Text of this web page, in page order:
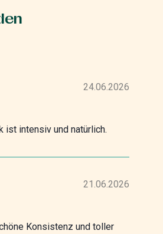
24.06.2026
ist intensiv und natürlich.
21.06.2026
Konsistenz und toller